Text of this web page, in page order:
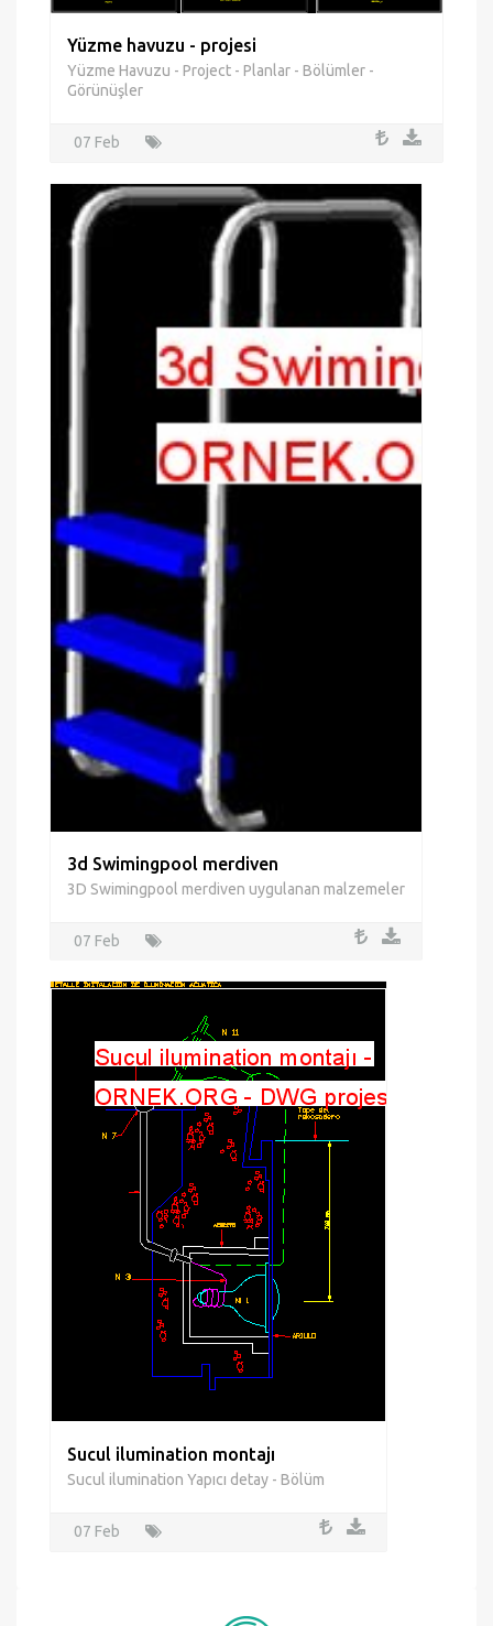
Yüzme havuzu - projesi
Yüzme Havuzu - Project - Planlar - Bölümler -
Görünüşler
07 Feb
3d Swimingpool merdiven
3D Swimingpool merdiven uygulanan malzemeler
07 Feb
Sucul ilumination montajı
Sucul ilumination Yapıcı detay - Bölüm
07 Feb